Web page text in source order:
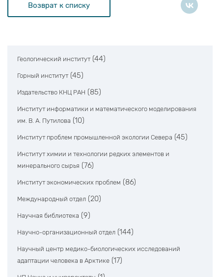
Возврат к списку
Геологический институт (44)
Горный институт (45)
Издательство КНЦ РАН (85)
Институт информатики и математического моделирования
им. В. А. Путилова (10)
Институт проблем промышленной экологии Севера (45)
Институт химии и технологии редких элементов и
минерального сырья (76)
Институт экономических проблем (86)
Международный отдел (20)
Научная библиотека (9)
Научно-организационный отдел (144)
Научный центр медико-биологических исследований
адаптации человека в Арктике (17)